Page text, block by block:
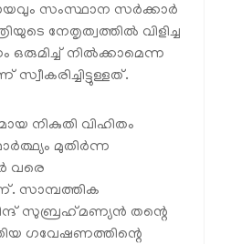
സംസ്ഥാന സർക്കാർ
നേതൃത്വത്തിൽ വിളിച്ച
ഒരുമിച്ച് നിൽക്കാമെന്ന
നികുതി വിഹിതം
മുതിർന്ന
വരെ
സാമ്പത്തിക
സുബ്രഹ്‌മണ്യൻ തന്റെ
ഗവേഷണത്തിന്റെ